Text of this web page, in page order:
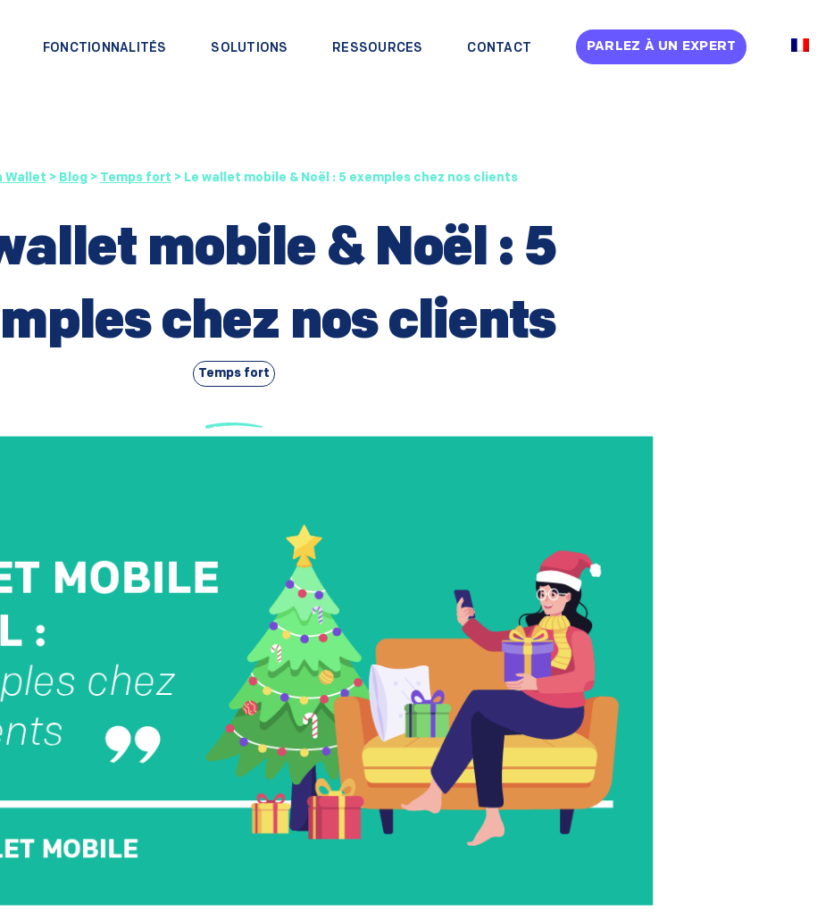
FONCTIONNALITÉS SOLUTIONS RESSOURCES CONTACT PARLEZ À UN EXPERT
Wallet > Blog> Temps fort > Le wallet mobile & Noël : 5 exemples chez nos clients
mobile & Noël : 5
chez nos clients
Temps fort